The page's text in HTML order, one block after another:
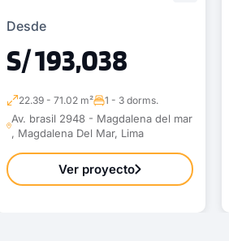
Desde
S/ 193,038
22.39 - 71.02 m² 1 - 3 dorms.
Av. brasil 2948 - Magdalena del mar
, Magdalena Del Mar, Lima
Ver proyecto